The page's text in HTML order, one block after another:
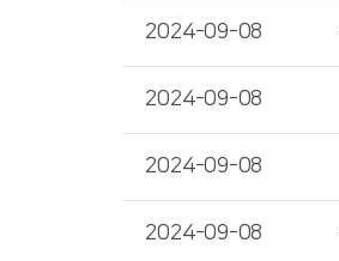
2024-09-08
2024-09-08
2024-09-08
2024-09-08